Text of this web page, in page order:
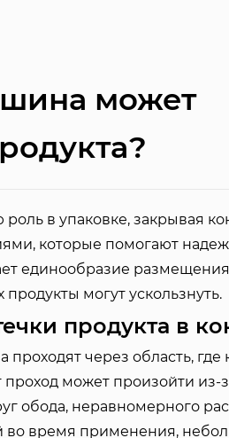
может
в упаковке, закрывая
которые помогают
единообразие
могут ускользнуть.
продукта в
проходят через область,
проход может произойти из-
обода, неравномерного
во время применения,